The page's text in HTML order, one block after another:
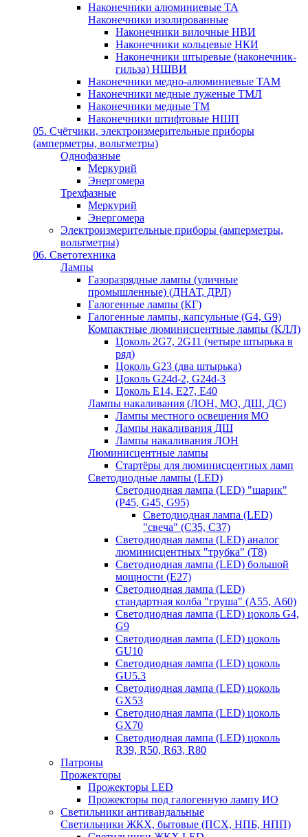
Наконечники алюминиевые ТА
Наконечники изолированные
Наконечники вилочные НВИ
Наконечники кольцевые НКИ
Наконечники штыревые (наконечник-
гильза) НШВИ
Наконечники медно-алюминиевые ТАМ
Наконечники медные луженые ТМЛ
Наконечники медные ТМ
Наконечники штифтовые НШП
05. Счётчики, электроизмерительные приборы
(амперметры, вольтметры)
Однофазные
Меркурий
Энергомера
Трехфазные
Меркурий
Энергомера
Электроизмерительные приборы (амперметры,
вольтметры)
06. Светотехника
Лампы
Газоразрядные лампы (уличные
промышленные) (ДНАТ, ДРЛ)
Галогенные лампы (КГ)
Галогенные лампы, капсульные (G4, G9)
Компактные люминисцентные лампы (КЛЛ)
Цоколь 2G7, 2G11 (четыре штырька в
ряд)
Цоколь G23 (два штырька)
Цоколь G24d-2, G24d-3
Цоколь Е14, Е27, Е40
Лампы накаливания (ЛОН, МО, ДШ, ДС)
Лампы местного освещения МО
Лампы накаливания ДШ
Лампы накаливания ЛОН
Люминисцентные лампы
Стартёры для люминисцентных ламп
Светодиодные лампы (LED)
Светодиодная лампа (LED) "шарик"
(P45, G45, G95)
Светодиодная лампа (LED)
"свеча" (С35, С37)
Светодиодная лампа (LED) аналог
люминисцентных "трубка" (T8)
Светодиодная лампа (LED) большой
мощности (Е27)
Светодиодная лампа (LED)
стандартная колба "груша" (А55, А60)
Светодиодная лампа (LED) цоколь G4,
G9
Светодиодная лампа (LED) цоколь
GU10
Светодиодная лампа (LED) цоколь
GU5.3
Светодиодная лампа (LED) цоколь
GX53
Светодиодная лампа (LED) цоколь
GX70
Светодиодная лампа (LED) цоколь
R39, R50, R63, R80
Патроны
Прожекторы
Прожекторы LED
Прожекторы под галогенную лампу ИО
Светильники антивандальные
Светильники ЖКХ, бытовые (ПСХ, НПБ, НПП)